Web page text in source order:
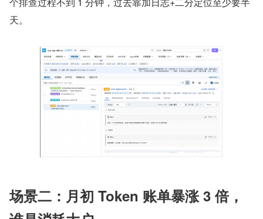
天。
场景二：月初 Token 账单暴涨 3 倍，